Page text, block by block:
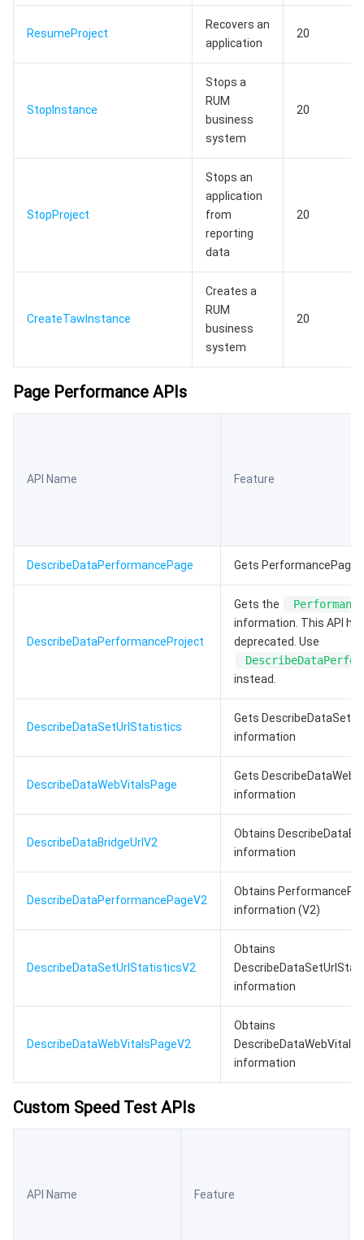
ResumeProject
Recovers an
application
20
StopInstance
Stops a
RUM
business
system
20
StopProject
Stops an
application
from
reporting
data
20
CreateTawInstance
Creates a
RUM
business
system
20
Page Performance APIs
API Name Feature
DescribeDataPerformancePage Gets PerformancePage
DescribeDataPerformanceProject
Gets the
information. This API
deprecated. Use
instead.
DescribeDataSetUrlStatistics
Gets
information
DescribeDataWebVitalsPage
Gets
information
DescribeDataBridgeUrlV2
Obtains
information
DescribeDataPerformancePageV2
Obtains
information (V2)
DescribeDataSetUrlStatisticsV2
Obtains
information
DescribeDataWebVitalsPageV2
Obtains
information
Custom Speed Test APIs
API Name Feature